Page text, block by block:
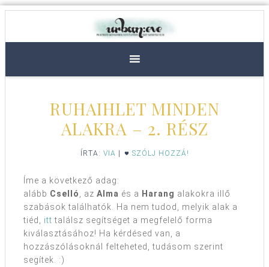
RUHAIHLET MINDEN
ALAKRA – 2. RÉSZ
ÍRTA: VIA SZÓLJ HOZZÁ!
Íme a következő adag:
alább Cselló, az Alma és a Harang alakokra illő
szabások találhatók. Ha nem tudod, melyik alak a
tiéd, itt találsz segítséget a megfelelő forma
kiválasztásához! Ha kérdésed van, a
hozzászólásoknál felteheted, tudásom szerint
segítek. :)